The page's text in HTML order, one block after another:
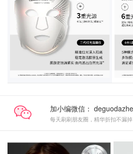
加小编微信：
每天刷刷朋友圈，精华折扣不漏掉